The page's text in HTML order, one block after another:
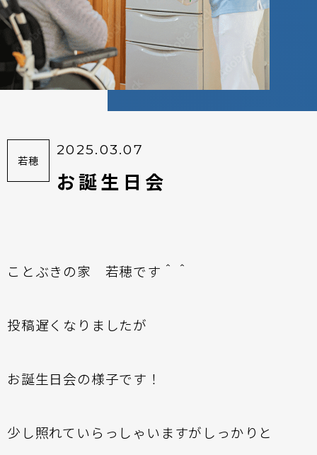
若穂
2025.03.07
お誕生日会
ことぶきの家 若穂です＾＾
投稿遅くなりましたが
お誕生日会の様子です！
少し照れていらっしゃいますがしっかりと